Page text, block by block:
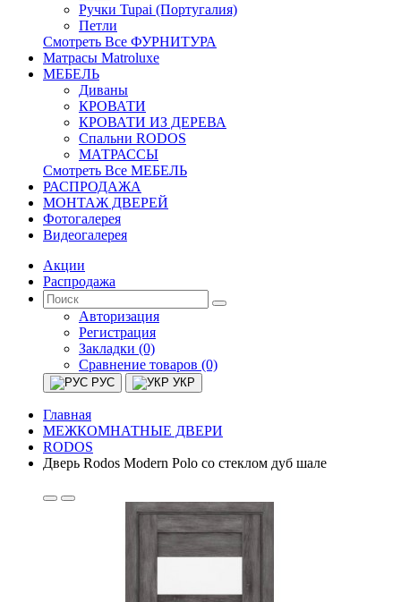
Ручки Tupai (Португалия)
Петли
Смотреть Все ФУРНИТУРА
Матрасы Matroluxe
МЕБЕЛЬ
Диваны
КРОВАТИ
КРОВАТИ ИЗ ДЕРЕВА
Спальни RODOS
МАТРАССЫ
Смотреть Все МЕБЕЛЬ
РАСПРОДАЖА
МОНТАЖ ДВЕРЕЙ
Фотогалерея
Видеогалерея
Акции
Распродажа
Авторизация
Регистрация
Закладки (0)
Сравнение товаров (0)
РУС УКР
Главная
МЕЖКОМНАТНЫЕ ДВЕРИ
RODOS
Дверь Rodos Modern Polo со стеклом дуб шале